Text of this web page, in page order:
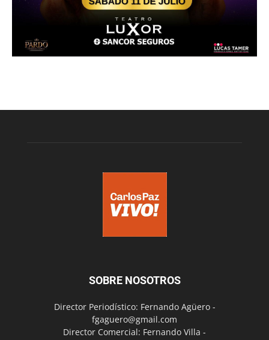
SOBRE NOSOTROS
Director Periodístico: Fernando Agüero -
fgaguero@gmail.com
Director Comercial: Fernando Villa -